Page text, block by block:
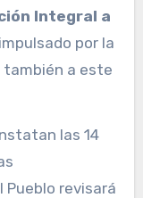
Integral a
por la
también a este
las 14
Pueblo revisará